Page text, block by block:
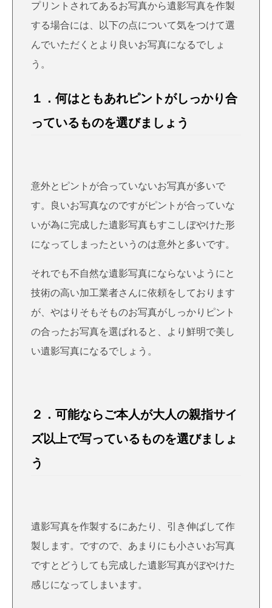
プリントされてあるお写真から遺影写真を作製
する場合には、以下の点について気をつけて選
んでいただくとより良いお写真になるでしょ
う。
１．何はともあれピントがしっかり合
っているものを選びましょう
意外とピントが合っていないお写真が多いで
す。良いお写真なのですがピントが合っていな
いが為に完成した遺影写真もすこしぼやけた形
になってしまったというのは意外と多いです。
それでも不自然な遺影写真にならないようにと
技術の高い加工業者さんに依頼をしております
が、やはりそもそものお写真がしっかりピント
の合ったお写真を選ばれると、より鮮明で美し
い遺影写真になるでしょう。
２．可能ならご本人が大人の親指サイ
ズ以上で写っているものを選びましょ
う
遺影写真を作製するにあたり、引き伸ばして作
製します。ですので、あまりにも小さいお写真
ですとどうしても完成した遺影写真がぼやけた
感じになってしまいます。